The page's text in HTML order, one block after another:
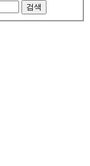
검색